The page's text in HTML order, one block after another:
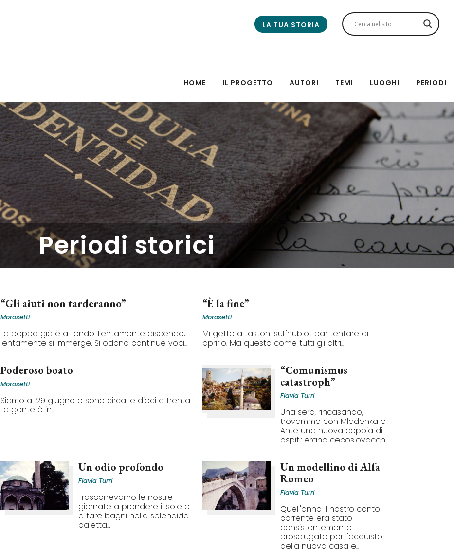
LA TUA STORIA
HOME IL PROGETTO AUTORI TEMI LUOGHI PERIODI
Periodi storici
“Gli aiuti non tarderanno”
Morosetti
La poppa già è a fondo. Lentamente discende,
lentamente si immerge. Si odono continue voci...
“È la fine”
Morosetti
Mi getto a tastoni sull'hublot par tentare di
aprirlo. Ma questo come tutti gli altri...
Poderoso boato
Morosetti
Siamo al 29 giugno e sono circa le dieci e trenta.
La gente è in...
“Comunismus
catastroph”
Flavia Turri
Una sera, rincasando,
trovammo con Mladenka e
Ante una nuova coppia di
ospiti: erano cecoslovacchi....
Un odio profondo
Flavia Turri
Trascorrevamo le nostre
giornate a prendere il sole e
a fare bagni nella splendida
baietta...
Un modellino di Alfa
Romeo
Flavia Turri
Quell'anno il nostro conto
corrente era stato
consistentemente
prosciugato per l'acquisto
della nuova casa e...